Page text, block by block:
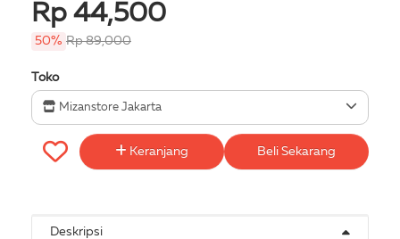
Rp 44,500
50% Rp 89,000
Toko
Mizanstore Jakarta
Keranjang Beli Sekarang
Deskripsi